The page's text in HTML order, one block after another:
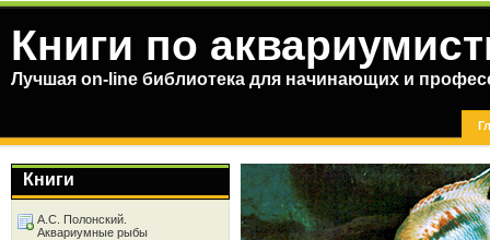
Книги по
Лучшая on-line библиотека для начинающих и
Книги
А.С. Полонский.
Аквариумные рыбы